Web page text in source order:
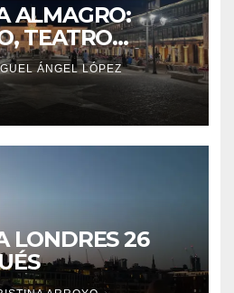
ALMAGRO:
TEATRO
ÁNGEL LÓPEZ
LONDRES 26